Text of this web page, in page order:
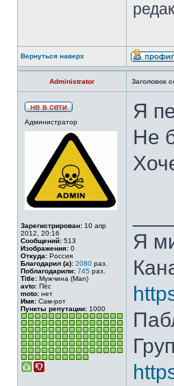
Вернуться наверх
Administrator Заголовок
Администратор
Зарегистрирован: 10 апр
2012, 20:16
Сообщений: 513
Изображения: 0
Откуда: Россия
Благодарил (а): 2080 раз.
Поблагодарили: 745 раз.
Title: Мужчина (Man)
avto: Пёс
moto: нет
Имя: Сам-рот
Пункты репутации: 1000
Я
Не
Я